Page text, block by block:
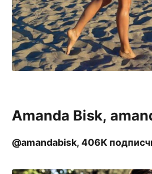
Amanda Bisk,
@amandabisk, 406К